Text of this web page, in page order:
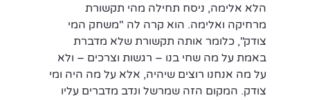
הלא אלימה, ניסח תחילה מהי תקשורת
מרחיקה ואלימה. הוא קרה לה "משחק המי
צודק", כלומר אותה תקשורת שלא מדברת
באמת על מה שחי בנו – רגשות וצרכים – ולא
על מה אנחנו רוצים שיהיה, אלא על מה היה ומי
צודק. המקום הזה שמרשל ונדב מדברים עליו